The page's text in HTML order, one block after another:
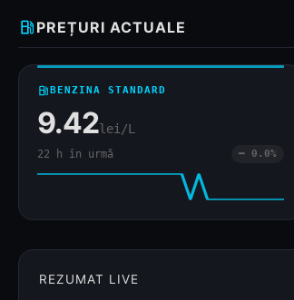
local_gas_station PREȚURI ACTUALE
local_gas_stationBENZINA STANDARD
9.42lei/L
22 h în urmă ━ 0.0%
REZUMAT LIVE